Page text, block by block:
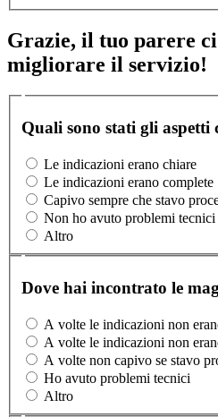
Grazie, il tuo parere
migliorare il servizio!
Quali sono stati gli aspetti
Le indicazioni erano chiare
Le indicazioni erano complete
Capivo sempre che stavo
Non ho avuto problemi tecnici
Altro
Dove hai incontrato le
A volte le indicazioni non
A volte le indicazioni non
A volte non capivo se stavo
Ho avuto problemi tecnici
Altro